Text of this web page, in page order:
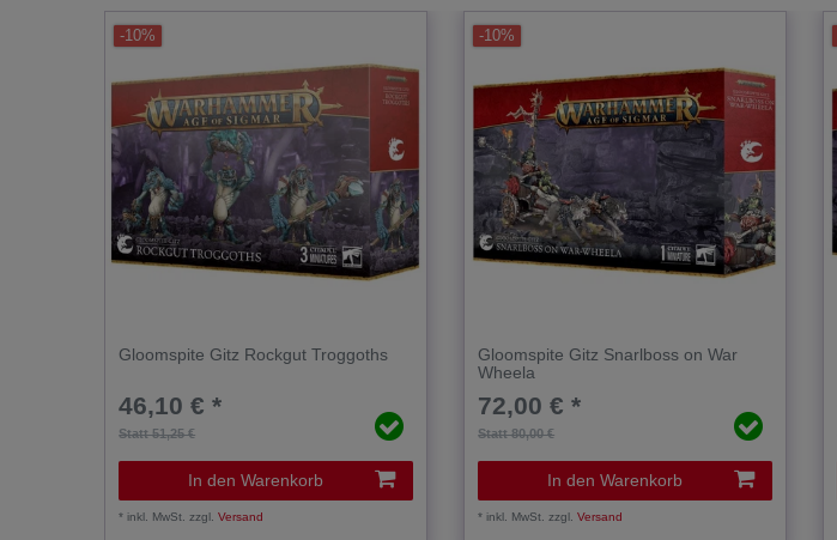
-10%
Gloomspite Gitz Rockgut Troggoths
Statt 51,25 €
46,10 € *
In den Warenkorb
*inkl. MwSt. zzgl.Versand
-10%
Gloomspite Gitz Snarlboss on War
Wheela
Statt 80,00 €
72,00 € *
In den Warenkorb
*inkl. MwSt. zzgl.Versand